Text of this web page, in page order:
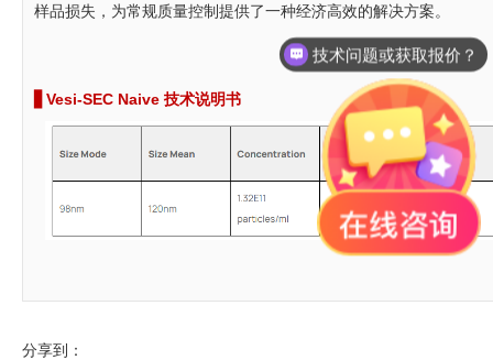
样品损失，为常规质量控制提供了一种经济高效的解决方案。
Vesi-SEC Naive 技术说明书
分享到：
技术问题或获取报价？